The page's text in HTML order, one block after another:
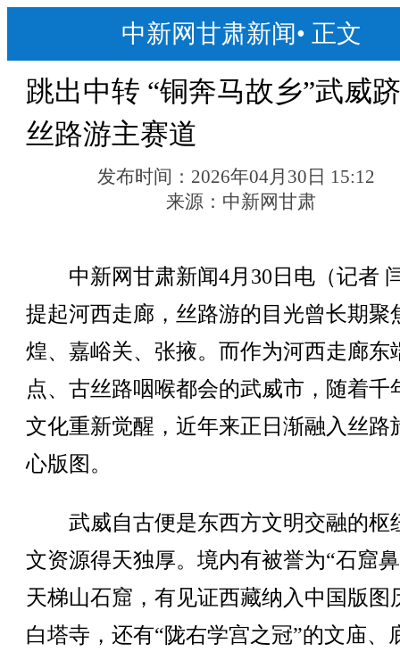
中新网甘肃新闻• 正文
跳出中转 “铜奔马故乡”武威
丝路游主赛道
发布时间： 2026年04月30日 15:12
来源： 中新网甘肃
中新网甘肃新闻4月30日电（记者
提起河西走廊，丝路游的目光曾长期聚
煌、嘉峪关、张掖。而作为河西走廊东
点、古丝路咽喉都会的武威市，随着千
文化重新觉醒，近年来正日渐融入丝路
心版图。
武威自古便是东西方文明交融的枢
文资源得天独厚。境内有被誉为“石窟
天梯山石窟，有见证西藏纳入中国版图
白塔寺，还有“陇右学宫之冠”的文庙、